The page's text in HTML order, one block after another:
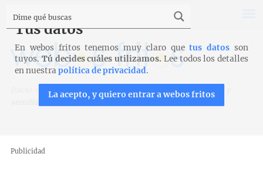
Pan Otros panes >
Panecillos con harina normal y
Publicidad
Tus datos
En webos fritos tenemos muy claro quetus datos son
tuyos. Tú decides cuáles utilizamos. Lee todos los detalles
en nuestrapolítica de privacidad.
La acepto, y quiero entrar a webos fritos